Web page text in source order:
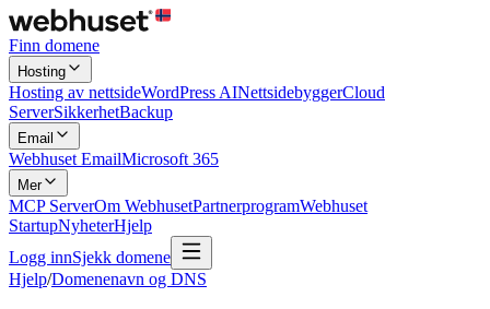
Finn domene
Hosting
Hosting av nettsideWordPress AINettsidebyggerCloud
ServerSikkerhetBackup
Email
Webhuset EmailMicrosoft 365
Mer
MCP ServerOm WebhusetPartnerprogramWebhuset
StartupNyheterHjelp
Logg innSjekk domene
Hjelp/Domenenavn og DNS